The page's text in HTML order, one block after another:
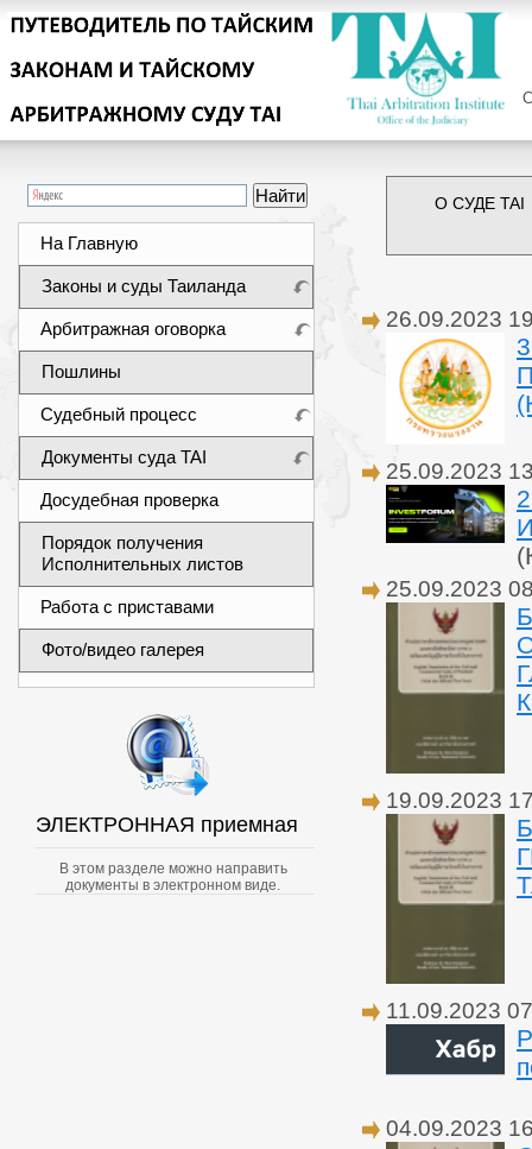
На Главную
Законы и суды Таиланда
Арбитражная оговорка
Пошлины
Судебный процесс
Документы суда TAI
Досудебная проверка
Порядок получения
Исполнительных листов
Работа с приставами
Фото/видео галерея
ЭЛЕКТРОННАЯ приемная
В этом разделе можно направить
документы в электронном виде.
О СУДЕ TAI
26.09.2023
25.09.2023
25.09.2023
19.09.2023
11.09.2023
04.09.2023